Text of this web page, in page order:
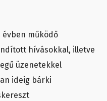
évben működő
hívásokkal, illetve
üzenetekkel
ideig bárki